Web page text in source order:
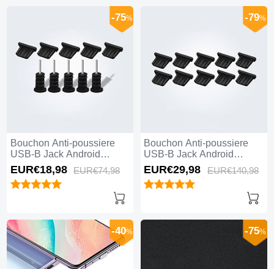
Bouchon Anti-poussiere
USB-B Jack Android
Universel 5PCS Noir
-75%
EUR€18,98 EUR€74,98
Bouchon Anti-poussiere
USB-B Jack Android
Universel 10PCS Noir
-79%
EUR€29,98 EUR€140,98
-40% -75%